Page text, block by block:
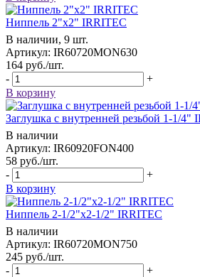
Ниппель 2"x2" IRRITEC
В наличии, 9 шт.
Артикул: IR60720MON630
164 руб./шт.
-
+
В корзину
Заглушка с внутренней резьбой 1-1/4"
В наличии
Артикул: IR60920FON400
58 руб./шт.
-
+
В корзину
Ниппель 2-1/2"x2-1/2" IRRITEC
В наличии
Артикул: IR60720MON750
245 руб./шт.
-
+